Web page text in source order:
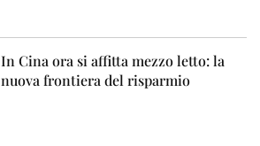
In Cina ora si affitta mezzo letto: la
nuova frontiera del risparmio